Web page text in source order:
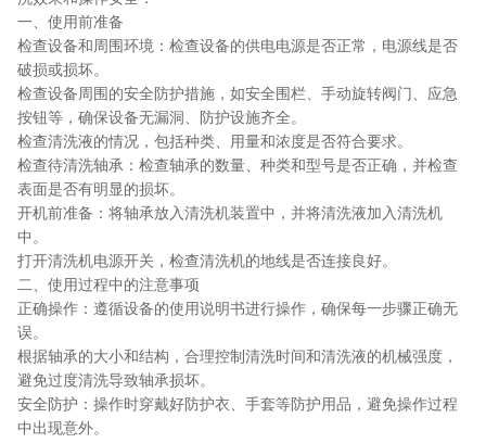
一、使用前准备
检查设备和周围环境：检查设备的供电电源是否正常，电源线是否
破损或损坏。
检查设备周围的安全防护措施，如安全围栏、手动旋转阀门、应急
按钮等，确保设备无漏洞、防护设施齐全。
检查清洗液的情况，包括种类、用量和浓度是否符合要求。
检查待清洗轴承：检查轴承的数量、种类和型号是否正确，并检查
表面是否有明显的损坏。
开机前准备：将轴承放入清洗机装置中，并将清洗液加入清洗机
中。
打开清洗机电源开关，检查清洗机的地线是否连接良好。
二、使用过程中的注意事项
正确操作：遵循设备的使用说明书进行操作，确保每一步骤正确无
误。
根据轴承的大小和结构，合理控制清洗时间和清洗液的机械强度，
避免过度清洗导致轴承损坏。
安全防护：操作时穿戴好防护衣、手套等防护用品，避免操作过程
中出现意外。